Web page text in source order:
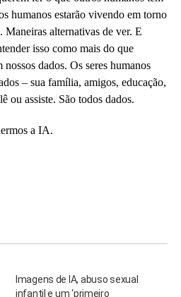
humanos estarão vivendo em torno
Maneiras alternativas de ver. E
isso como mais do que
dados. Os seres humanos
– sua família, amigos, educação,
ou assiste. São todos dados.
a IA.
Imagens de IA, abuso sexual
infantil e um ‘primeiro